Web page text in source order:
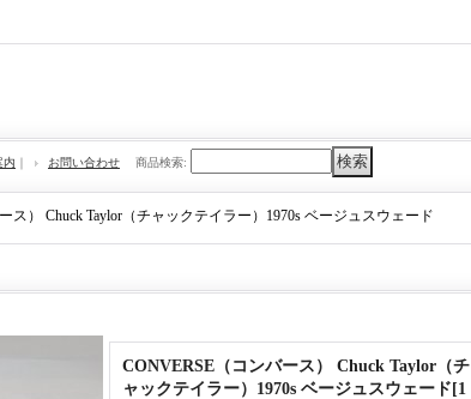
内 ｜ お問い合わせ 商品検索:
ス） Chuck Taylor（チャックテイラー）1970s ベージュスウェード
CONVERSE（コンバース） Chuck Taylor（チ
ャックテイラー）1970s ベージュスウェード [1